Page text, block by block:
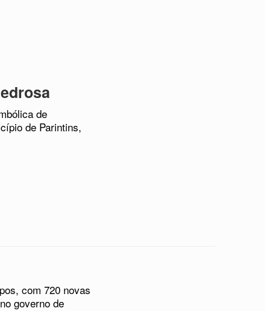
de
de Parintins,
com 720 novas
governo de